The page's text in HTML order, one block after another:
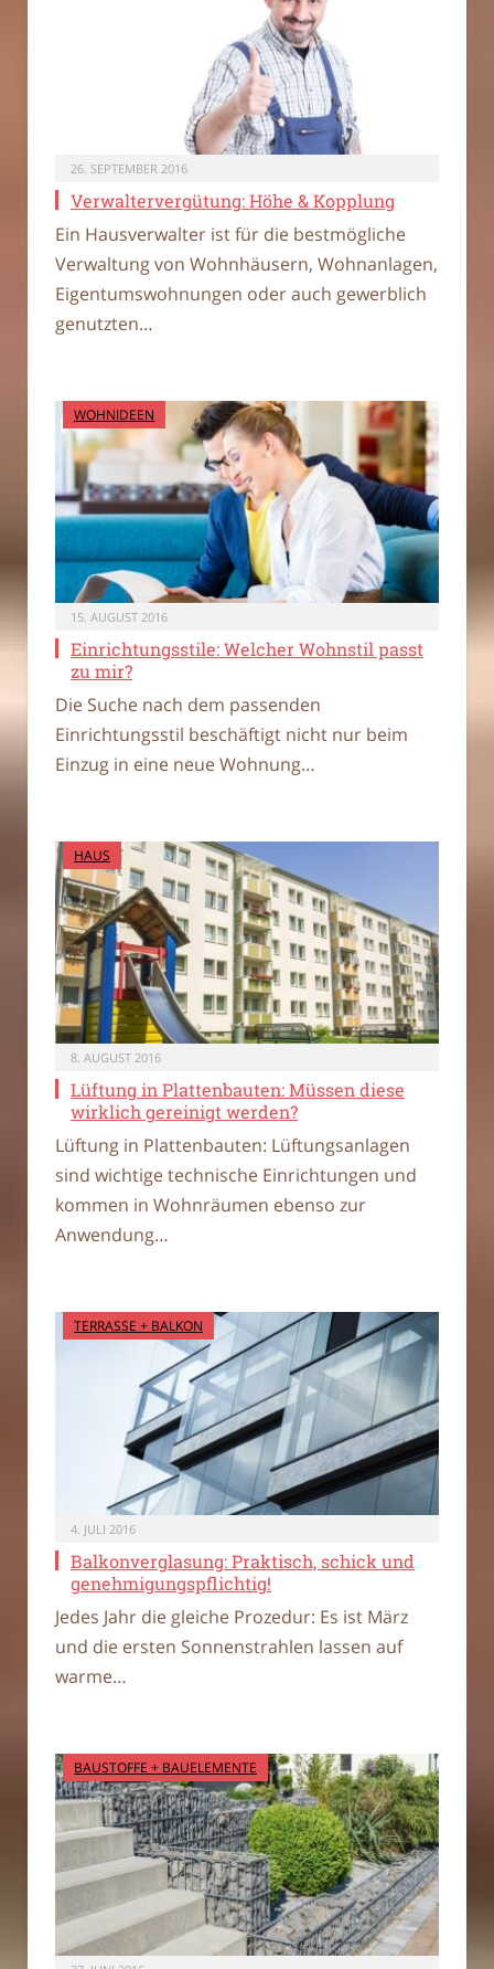
26. SEPTEMBER 2016
Verwaltervergütung: Höhe & Kopplung
Ein Hausverwalter ist für die bestmögliche
Verwaltung von Wohnhäusern, Wohnanlagen,
Eigentumswohnungen oder auch gewerblich
genutzten…
WOHNIDEEN
15. AUGUST 2016
Einrichtungsstile: Welcher Wohnstil passt
zu mir?
Die Suche nach dem passenden
Einrichtungsstil beschäftigt nicht nur beim
Einzug in eine neue Wohnung…
HAUS
8. AUGUST 2016
Lüftung in Plattenbauten: Müssen diese
wirklich gereinigt werden?
Lüftung in Plattenbauten: Lüftungsanlagen
sind wichtige technische Einrichtungen und
kommen in Wohnräumen ebenso zur
Anwendung…
TERRASSE + BALKON
4. JULI 2016
Balkonverglasung: Praktisch, schick und
genehmigungspflichtig!
Jedes Jahr die gleiche Prozedur: Es ist März
und die ersten Sonnenstrahlen lassen auf
warme…
BAUSTOFFE + BAUELEMENTE